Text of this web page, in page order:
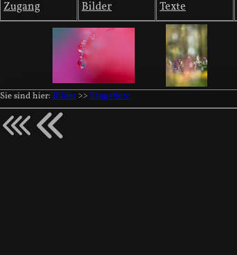
Zugang Bilder Texte
Sie sind hier: Bilder >> Säugetiere